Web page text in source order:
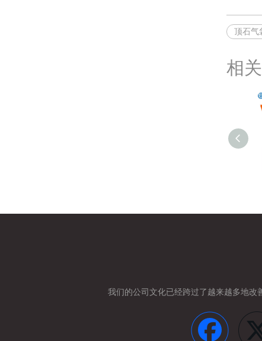
顶石气
相
我们的公司文化已经跨过了越来越多地改